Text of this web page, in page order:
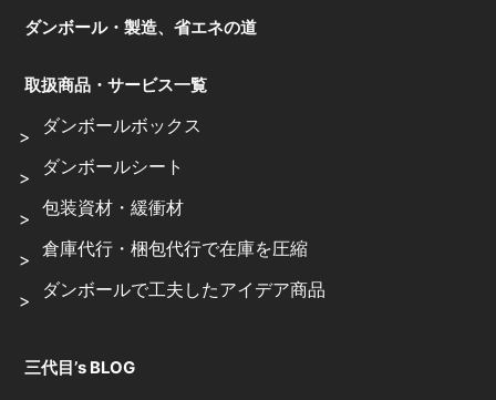
ダンボール・製造、省エネの道
取扱商品・サービス一覧
ダンボールボックス
ダンボールシート
包装資材・緩衝材
倉庫代行・梱包代行で在庫を圧縮
ダンボールで工夫したアイデア商品
三代目’s BLOG